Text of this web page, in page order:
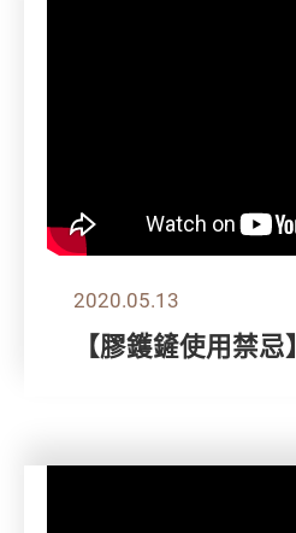
2020.05.13
【膠鑊鏟使用禁忌】